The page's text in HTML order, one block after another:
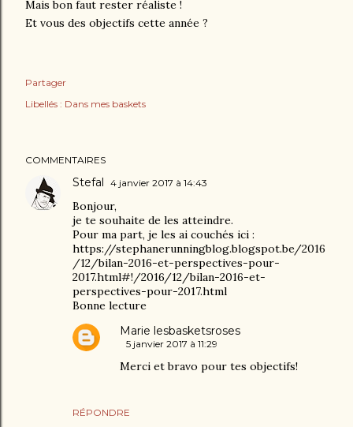
Mais bon faut rester réaliste !
Et vous des objectifs cette année ?
Partager
Libellés : Dans mes baskets
COMMENTAIRES
Stefal 4 janvier 2017 à 14:43
Bonjour,
je te souhaite de les atteindre.
Pour ma part, je les ai couchés ici :
https://stephanerunningblog.blogspot.be/2016
/12/bilan-2016-et-perspectives-pour-
2017.html#!/2016/12/bilan-2016-et-
perspectives-pour-2017.html
Bonne lecture
RÉPONDRE
Marie lesbasketsroses
5 janvier 2017 à 11:29
Merci et bravo pour tes objectifs!